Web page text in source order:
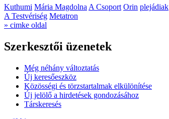
Kuthumi Mária MagdolnaA Csoport Orin plejádiak
A Testvériség Metatron
» cimke oldal
Szerkesztői üzenetek
Még néhány változtatás
Új keresőeszköz
Közösségi és törzstartalmak elkülönítése
Új jelölő a hirdetések gondozásához
Társkeresés